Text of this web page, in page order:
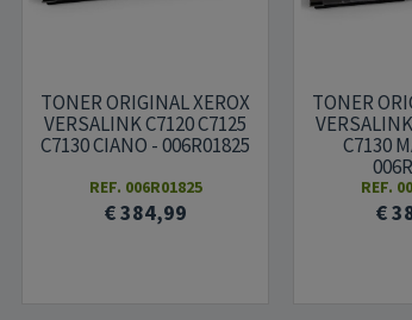
TONER ORIGINAL XEROX
VERSALINK C7120 C7125
C7130 CIANO - 006R01825
REF. 006R01825
€ 384,99
TONER
C7130
REF.
€